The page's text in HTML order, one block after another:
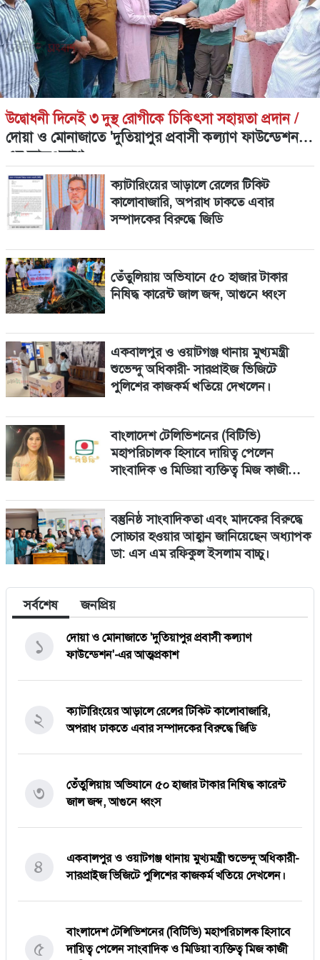
উদ্বোধনী দিনেই ৩ দুস্থ রোগীকে চিকিৎসা সহায়তা প্রদান /
দোয়া ও মোনাজাতে 'দুতিয়াপুর প্রবাসী কল্যাণ ফাউন্ডেশন'-
এর আত্মপ্রকাশ
ক্যাটারিংয়ের আড়ালে রেলের টিকিট
কালোবাজারি, অপরাধ ঢাকতে এবার
সম্পাদকের বিরুদ্ধে জিডি
তেঁতুলিয়ায় অভিযানে ৫০ হাজার টাকার
নিষিদ্ধ কারেন্ট জাল জব্দ, আগুনে ধ্বংস
একবালপুর ও ওয়াটগঞ্জ থানায় মুখ্যমন্ত্রী
শুভেন্দু অধিকারী- সারপ্রাইজ ভিজিটে
পুলিশের কাজকর্ম খতিয়ে দেখলেন।
বাংলাদেশ টেলিভিশনের (বিটিভি)
মহাপরিচালক হিসাবে দায়িত্ব পেলেন
সাংবাদিক ও মিডিয়া ব্যক্তিত্ব মিজ কাজী
বস্তুনিষ্ঠ সাংবাদিকতা এবং মাদকের বিরুদ্ধে
সোচ্চার হওয়ার আহ্বান জানিয়েছেন অধ্যাপক
ডা: এস এম রফিকুল ইসলাম বাচ্চু।
সর্বশেষ জনপ্রিয়
১
দোয়া ও মোনাজাতে 'দুতিয়াপুর প্রবাসী কল্যাণ
ফাউন্ডেশন'-এর আত্মপ্রকাশ
২
ক্যাটারিংয়ের আড়ালে রেলের টিকিট কালোবাজারি,
অপরাধ ঢাকতে এবার সম্পাদকের বিরুদ্ধে জিডি
৩
তেঁতুলিয়ায় অভিযানে ৫০ হাজার টাকার নিষিদ্ধ কারেন্ট
জাল জব্দ, আগুনে ধ্বংস
৪
একবালপুর ও ওয়াটগঞ্জ থানায় মুখ্যমন্ত্রী শুভেন্দু অধিকারী-
সারপ্রাইজ ভিজিটে পুলিশের কাজকর্ম খতিয়ে দেখলেন।
৫
বাংলাদেশ টেলিভিশনের (বিটিভি) মহাপরিচালক হিসাবে
দায়িত্ব পেলেন সাংবাদিক ও মিডিয়া ব্যক্তিত্ব মিজ কাজী